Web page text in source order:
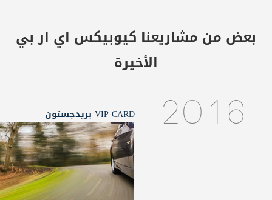
بعض من مشاريعنا كيوبيكس اي ار بي
الأخيرة
2016 VIP CARD بريدجستون